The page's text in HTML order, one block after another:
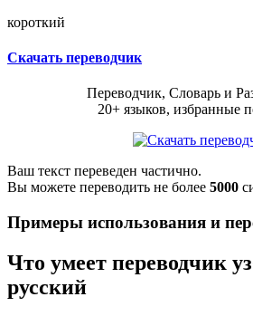
короткий
Скачать переводчик
Переводчик, Словарь и
20+ языков, избранные
Ваш текст переведен частично.
Вы можете переводить не более 5000
Примеры использования и
Что умеет переводчик
русский